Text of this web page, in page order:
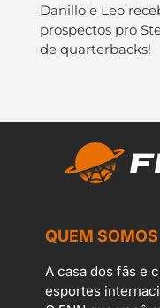
Danillo e Leo
prospectos pro
de quarterbacks!
QUEM
A casa dos fãs e
esportes